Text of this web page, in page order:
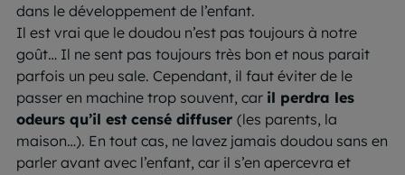
dans le développement de l’enfant.
Il est vrai que le doudou n’est pas toujours à notre
goût… Il ne sent pas toujours très bon et nous parait
parfois un peu sale. Cependant, il faut éviter de le
passer en machine trop souvent, car il perdra les
odeurs qu’il est censé diffuser (les parents, la
maison…). En tout cas, ne lavez jamais doudou sans en
parler avant avec l’enfant, car il s’en apercevra et